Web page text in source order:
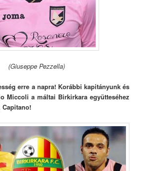
(Giuseppe Pezzella)
erre a napra! Korábbi kapitányunk és
Miccoli a máltai Birkirkara együtteséhez